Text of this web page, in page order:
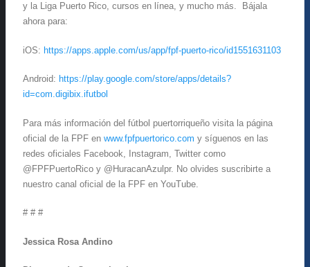
y la Liga Puerto Rico, cursos en línea, y mucho más. Bájala
ahora para:
iOS: https://apps.apple.com/us/app/fpf-puerto-rico/id1551631103
Android: https://play.google.com/store/apps/details?
id=com.digibix.ifutbol
Para más información del fútbol puertorriqueño visita la página
oficial de la FPF en www.fpfpuertorico.com y síguenos en las
redes oficiales Facebook, Instagram, Twitter como
@FPFPuertoRico y @HuracanAzulpr. No olvides suscribirte a
nuestro canal oficial de la FPF en YouTube.
# # #
Jessica Rosa Andino